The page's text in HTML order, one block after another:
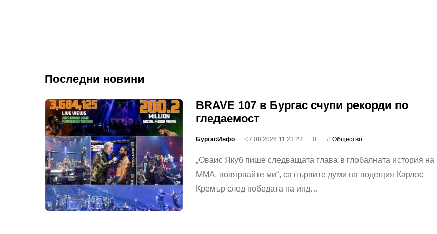
Последни новини
BRAVE 107 в Бургас счупи рекорди по
гледаемост
БургасИнфо 07.08.2026 11:23:23 0 Общество
„Оваис Якуб пише следващата глава в глобалната история на
ММА, повярвайте ми“, са първите думи на водещия Карлос
Кремър след победата на инд…